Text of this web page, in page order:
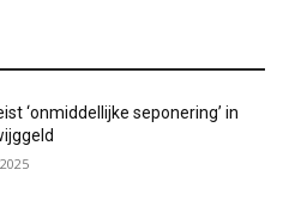
‘onmiddellijke seponering’ in